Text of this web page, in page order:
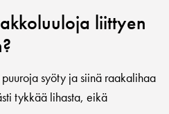
liittyen
syöty ja siinä raakalihaa
tykkää lihasta, eikä